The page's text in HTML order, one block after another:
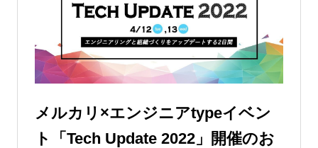
メルカリ×エンジニアtypeイベン
ト「Tech Update 2022」開催のお